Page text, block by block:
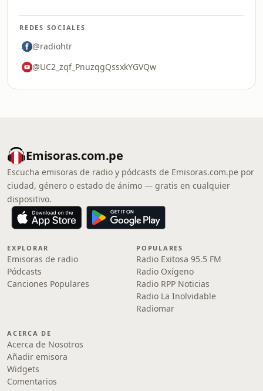
REDES SOCIALES
@radiohtr
@UC2_zqf_PnuzqgQssxkYGVQw
Emisoras.com.pe
Escucha emisoras de radio y pódcasts de Emisoras.com.pe por
ciudad, género o estado de ánimo — gratis en cualquier
dispositivo.
EXPLORAR
Emisoras de radio
Pódcasts
Canciones Populares
POPULARES
Radio Exitosa 95.5 FM
Radio Oxígeno
Radio RPP Noticias
Radio La Inolvidable
Radiomar
ACERCA DE
Acerca de Nosotros
Añadir emisora
Widgets
Comentarios